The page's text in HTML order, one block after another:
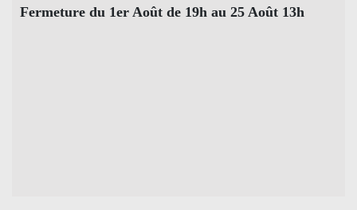
Fermeture du 1er Août de 19h au 25 Août 13h